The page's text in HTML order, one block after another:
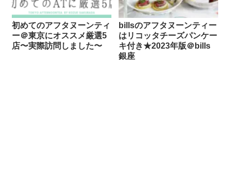
初めてのアフタヌーンティ
ー＠東京にオススメ厳選5
店〜実際訪問しました〜
billsのアフタヌーンティー
はリコッタチーズパンケー
キ付き★2023年版＠bills
銀座